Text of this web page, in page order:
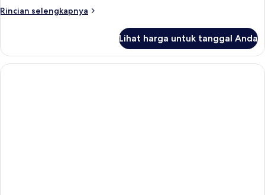
Rincian selengkapnya
Rincian
Kamar
Lihat harga untuk tanggal Anda